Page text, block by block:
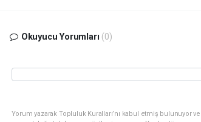
Okuyucu Yorumları (0)
Yorum yazarak Topluluk Kuralları’nı kabul etmiş bulunuyor